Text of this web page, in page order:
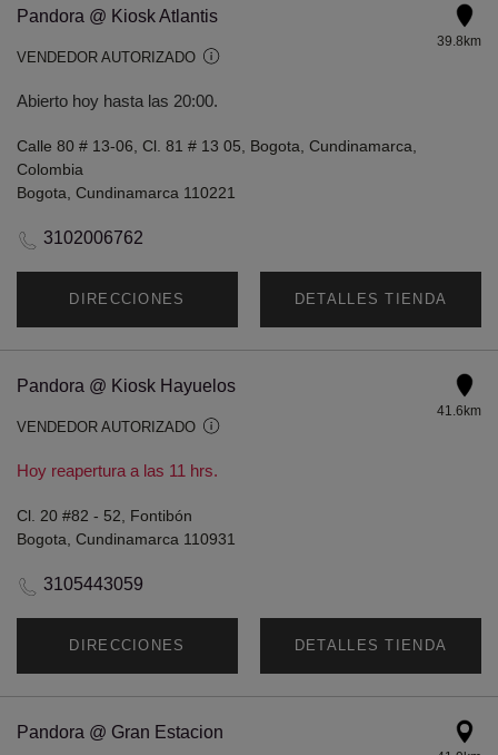
Pandora @ Kiosk Atlantis
VENDEDOR AUTORIZADO
Abierto hoy hasta las 20:00.
39.8km
Calle 80 # 13-06, Cl. 81 # 13 05, Bogota, Cundinamarca,
Colombia
Bogota, Cundinamarca 110221
3102006762
DIRECCIONES DETALLES TIENDA
Pandora @ Kiosk Hayuelos
VENDEDOR AUTORIZADO
Hoy reapertura a las 11 hrs.
41.6km
Cl. 20 #82 - 52, Fontibón
Bogota, Cundinamarca 110931
3105443059
DIRECCIONES DETALLES TIENDA
Pandora @ Gran Estacion